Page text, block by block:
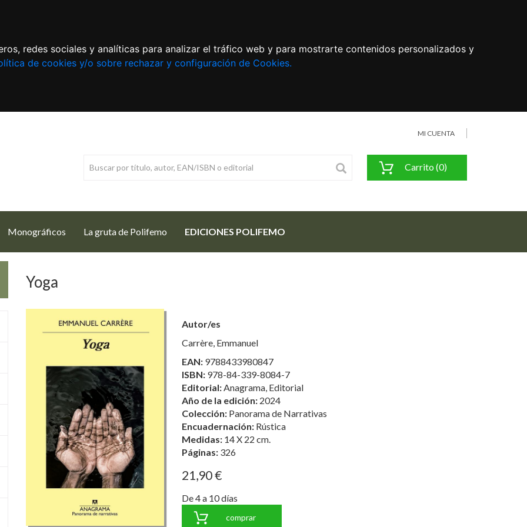
redes sociales y analíticas para analizar el tráfico web y para mostrarte contenidos personalizados y
de cookies y/o sobre rechazar y configuración de Cookies.
MI CUENTA
Carrito (0)
Monográficos La gruta de Polifemo EDICIONES POLIFEMO
Yoga
Autor/es
Carrère, Emmanuel
EAN: 9788433980847
ISBN: 978-84-339-8084-7
Editorial:Anagrama, Editorial
Año de la edición: 2024
Colección: Panorama de Narrativas
Encuadernación: Rústica
Medidas: 14 X 22 cm.
Páginas: 326
21,90 €
De 4 a 10 días
comprar